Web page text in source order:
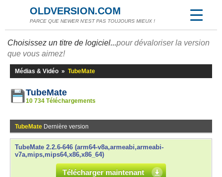
OLDVERSION.COM
PARCE QUE NEWER N'EST PAS TOUJOURS MIEUX !
Choisissez un titre de logiciel...pour dévaloriser la version
que vous aimez!
Médias & Vidéo » TubeMate
TubeMate
10 734 Téléchargements
TubeMate Dernière version
TubeMate 2.2.6-646 (arm64-v8a,armeabi,armeabi-
v7a,mips,mips64,x86,x86_64)
Télécharger maintenant